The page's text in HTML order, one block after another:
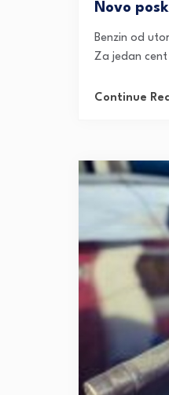
Novo
Benzin od
Za jedan cent
Continue